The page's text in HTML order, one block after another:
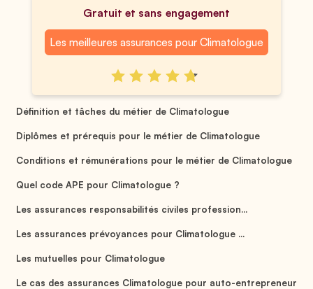
Gratuit et sans engagement
Les meilleures assurances pour Climatologue
Définition et tâches du métier de Climatologue
Diplômes et prérequis pour le métier de Climatologue
Conditions et rémunérations pour le métier de Climatologue
Quel code APE pour Climatologue ?
Les assurances responsabilités civiles profession...
Les assurances prévoyances pour Climatologue ...
Les mutuelles pour Climatologue
Le cas des assurances Climatologue pour auto-entrepreneur